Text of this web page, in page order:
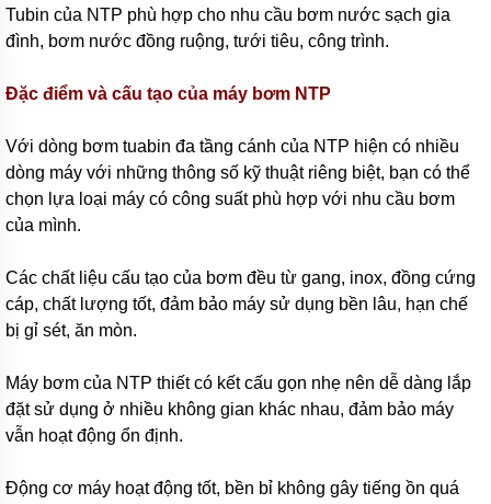
Bơm
lưu
lớn
bơm
nước
inox
Máy
súng
Bơm
nồi
hơi
Máy
bơm
nóng
Tubin của NTP phù hợp cho nhu cầu bơm nước sạch gia
đình, bơm nước đồng ruộng, tưới tiêu, công trình.
Đặc điểm và cấu tạo của máy bơm NTP
Với dòng bơm tuabin đa tầng cánh của NTP hiện có nhiều
dòng máy với những thông số kỹ thuật riêng biệt, bạn có thể
chọn lựa loại máy có công suất phù hợp với nhu cầu bơm
của mình.
Các chất liệu cấu tạo của bơm đều từ gang, inox, đồng cứng
cáp, chất lượng tốt, đảm bảo máy sử dụng bền lâu, hạn chế
bị gỉ sét, ăn mòn.
Máy bơm của NTP thiết có kết cấu gọn nhẹ nên dễ dàng lắp
đặt sử dụng ở nhiều không gian khác nhau, đảm bảo máy
vẫn hoạt động ổn định.
Động cơ máy hoạt động tốt, bền bỉ không gây tiếng ồn quá